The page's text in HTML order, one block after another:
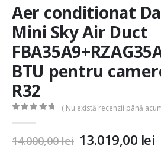
Aer conditionat
Mini Sky Air Duct
BTU pentru
R32
( Nu există recenzii până
14.000,00lei 13.019,00 lei